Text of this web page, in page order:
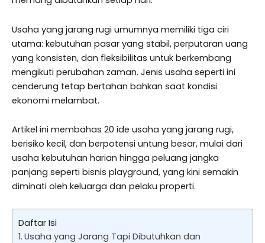
Usaha yang jarang rugi umumnya memiliki tiga ciri
utama: kebutuhan pasar yang stabil, perputaran uang
yang konsisten, dan fleksibilitas untuk berkembang
mengikuti perubahan zaman. Jenis usaha seperti ini
cenderung tetap bertahan bahkan saat kondisi
ekonomi melambat.
Artikel ini membahas 20 ide usaha yang jarang rugi,
berisiko kecil, dan berpotensi untung besar, mulai dari
usaha kebutuhan harian hingga peluang jangka
panjang seperti bisnis playground, yang kini semakin
diminati oleh keluarga dan pelaku properti.
Daftar Isi
Usaha yang Jarang Tapi Dibutuhkan dan